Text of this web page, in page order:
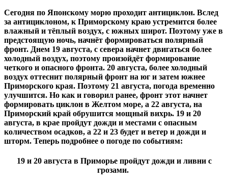
Сегодня по Японскому морю проходит антициклон. Вслед
за антициклоном, к Приморскому краю устремится более
влажный и тёплый воздух, с южных широт. Поэтому уже в
предстоящую ночь, начнёт формироваться полярный
фронт. Днем 19 августа, с севера начнет двигаться более
холодный воздух, поэтому произойдёт формирование
четкого и опасного фронта. 20 августа, более холодный
воздух оттеснит полярный фронт на юг и затем южнее
Приморского края. Поэтому 21 августа, погода временно
улучшится. Но как и говорил ранее, фронт этот начнет
формировать циклон в Желтом море, а 22 августа, на
Приморский край обрушится мощный вихрь. 19 и 20
августа, в крае пройдут дожди и местами с опасным
количеством осадков, а 22 и 23 будет и ветер и дожди и
шторм. Теперь подробнее о погоде по событиям:
19 и 20 августа в Приморье пройдут дожди и ливни с
грозами.